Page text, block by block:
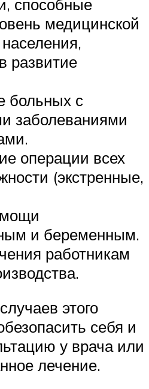
способные
медицинской
развитие
больных с
заболеваниями
операции всех
(экстренные,
и беременным.
работникам
этого
себя и
у врача или
лечение.